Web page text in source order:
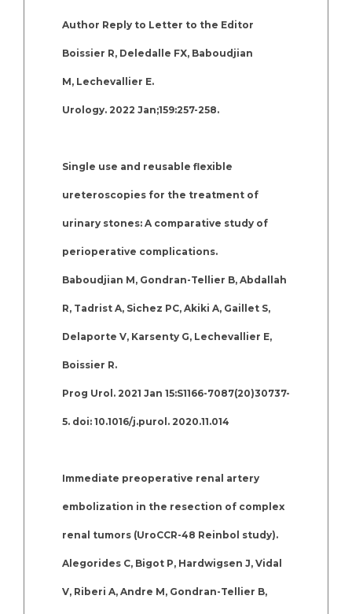
Author Reply to Letter to the Editor
Boissier R, Deledalle FX, Baboudjian
M, Lechevallier E.
Urology. 2022 Jan;159:257-258.
Single use and reusable flexible
ureteroscopies for the treatment of
urinary stones: A comparative study of
perioperative complications.
Baboudjian M, Gondran-Tellier B, Abdallah
R, Tadrist A, Sichez PC, Akiki A, Gaillet S,
Delaporte V, Karsenty G, Lechevallier E,
Boissier R.
Prog Urol. 2021 Jan 15:S1166-7087(20)30737-
5. doi: 10.1016/j.purol. 2020.11.014
Immediate preoperative renal artery
embolization in the resection of complex
renal tumors (UroCCR-48 Reinbol study).
Alegorides C, Bigot P, Hardwigsen J, Vidal
V, Riberi A, Andre M, Gondran-Tellier B,